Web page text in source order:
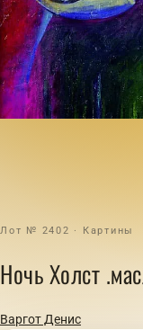
Лот № 2402 · Картины
Ночь Холст
Варгот Денис